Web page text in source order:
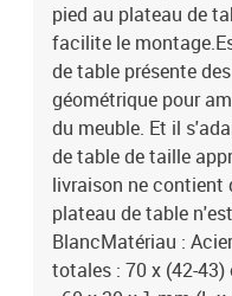
pied au plateau de
facilite le
de table présente
géométrique pour
du meuble. Et il
de table de taille
livraison ne contient
plateau de table
BlancMatériau :
totales : 70 x (42-